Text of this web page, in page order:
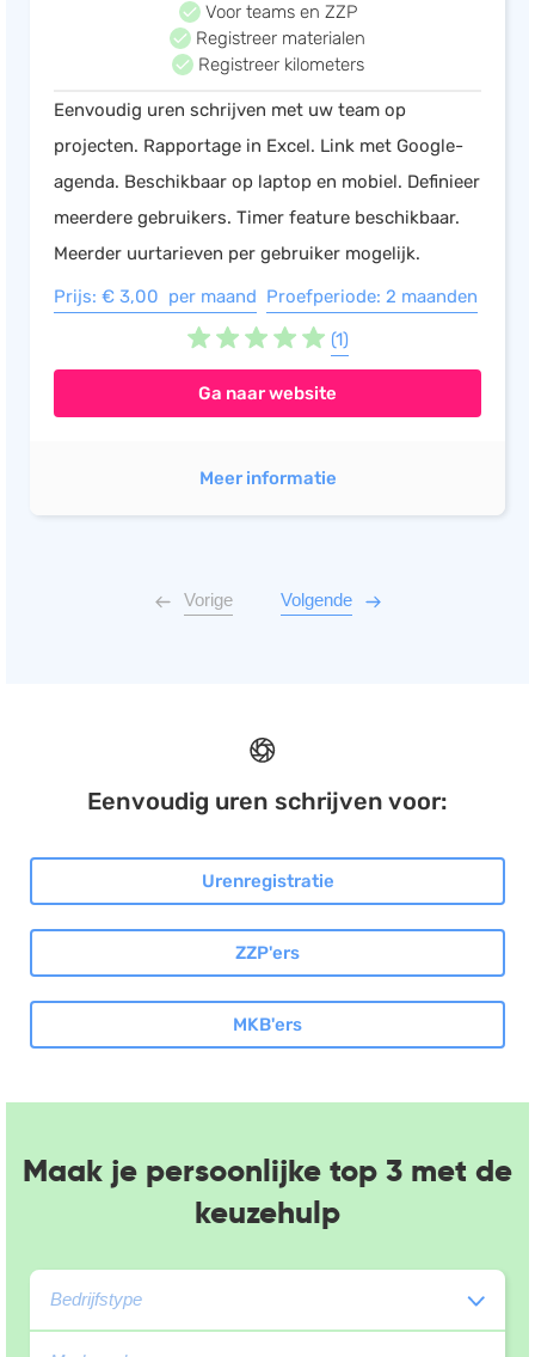
Voor teams en ZZP
Registreer materialen
Registreer kilometers
Eenvoudig uren schrijven met uw team op
projecten. Rapportage in Excel. Link met Google-
agenda. Beschikbaar op laptop en mobiel. Definieer
meerdere gebruikers. Timer feature beschikbaar.
Meerder uurtarieven per gebruiker mogelijk.
Prijs: € 3,00 per maand Proefperiode: 2 maanden
(1)
Ga naar website
Meer informatie
Vorige Volgende
Eenvoudig uren schrijven voor:
Urenregistratie
ZZP'ers
MKB'ers
Maak je persoonlijke top 3 met de
keuzehulp